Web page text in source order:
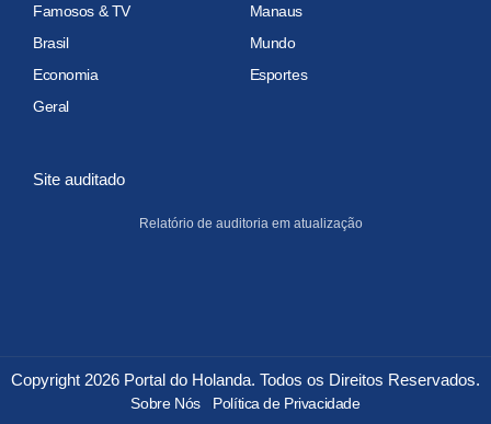
Famosos & TV
Manaus
Brasil
Mundo
Economia
Esportes
Geral
Site auditado
Relatório de auditoria em atualização
Copyright 2026 Portal do Holanda. Todos os Direitos Reservados.
Sobre Nós Política de Privacidade